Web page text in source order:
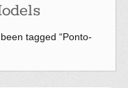
tagged “Ponto-